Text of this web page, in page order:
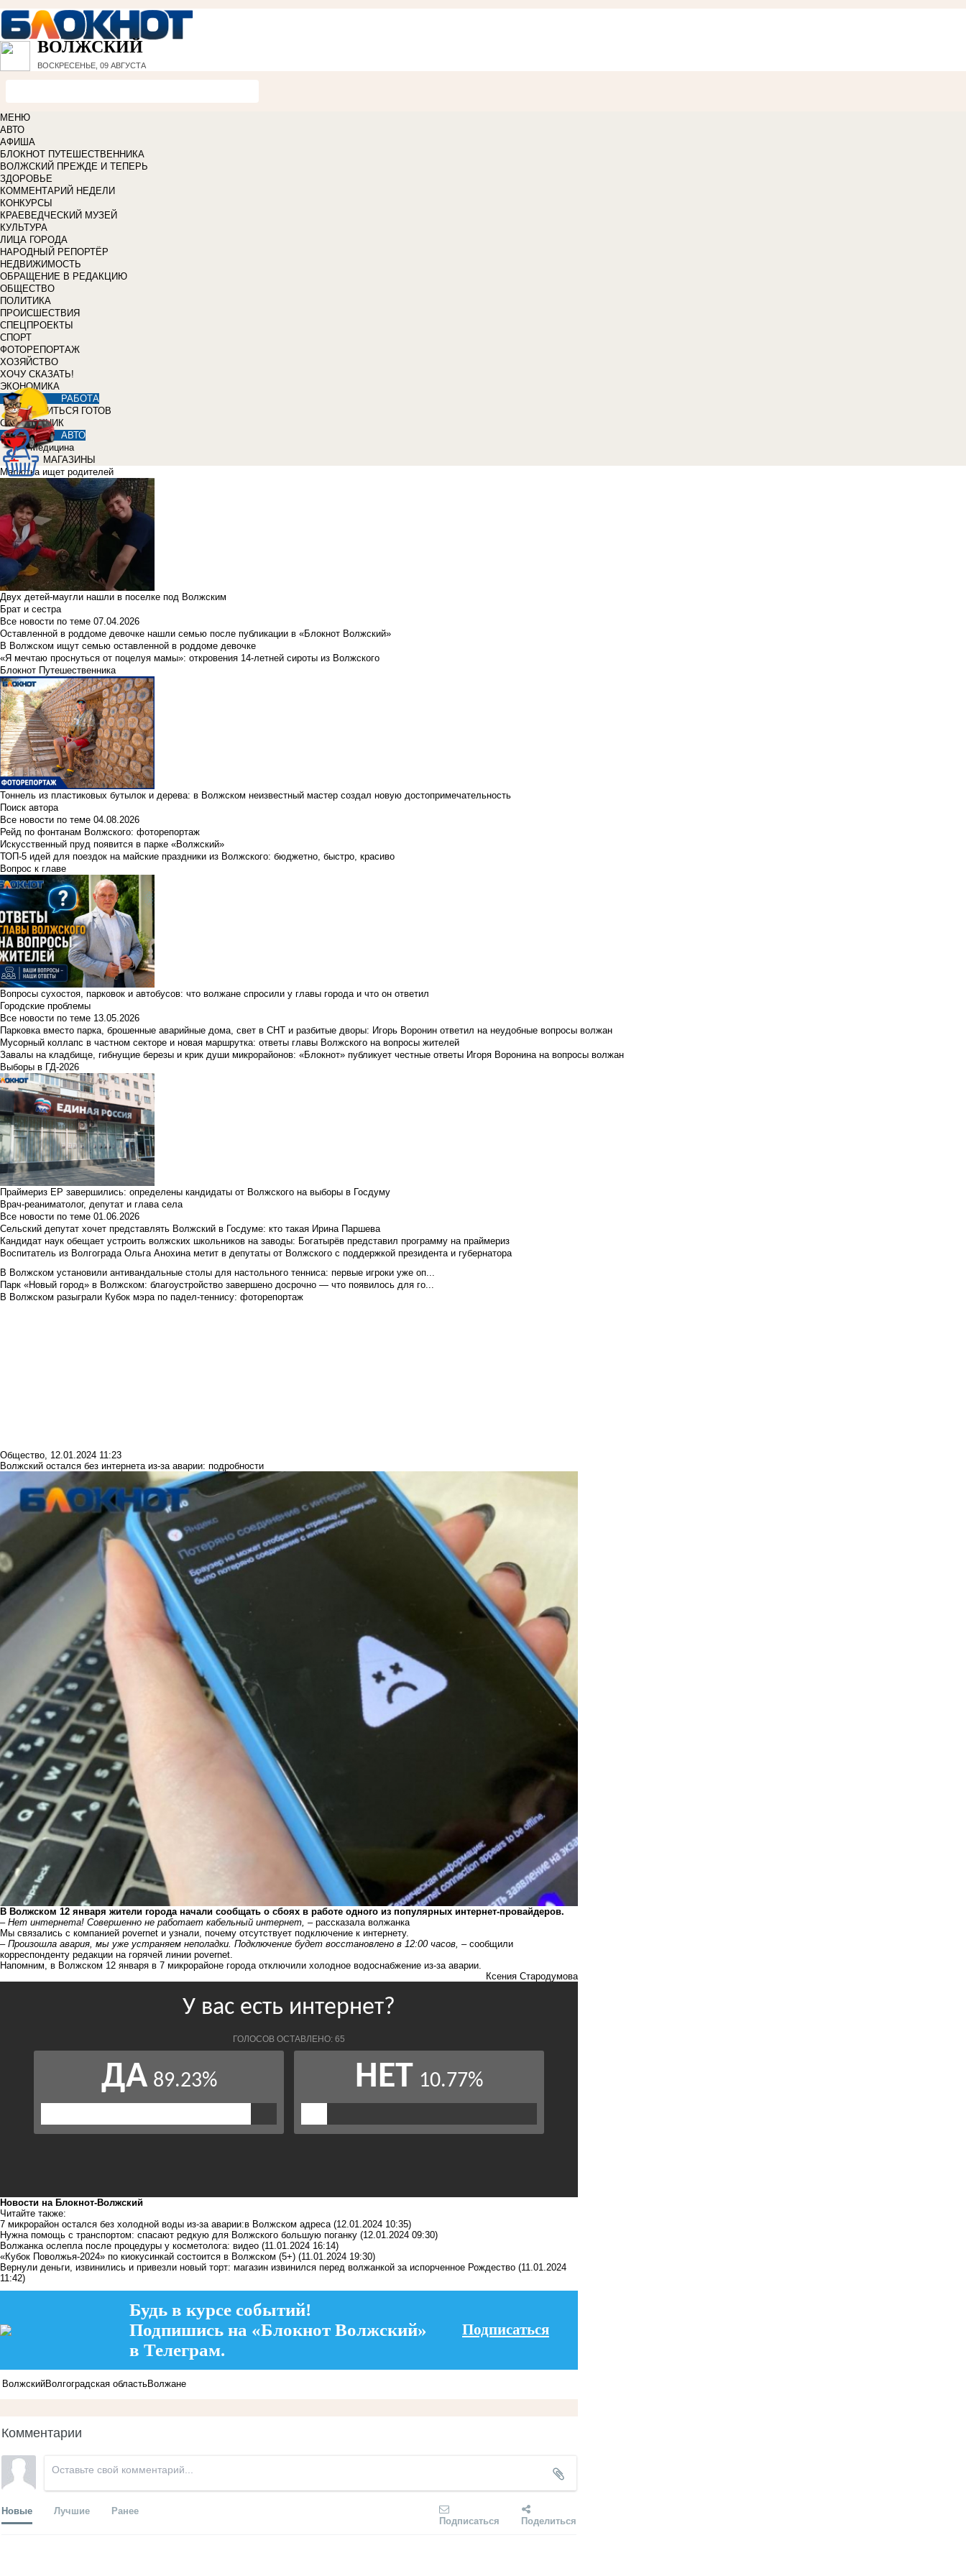
ВОЛЖСКИЙ
ВОСКРЕСЕНЬЕ, 09 АВГУСТА
МЕНЮ
АВТО
АФИША
БЛОКНОТ ПУТЕШЕСТВЕННИКА
ВОЛЖСКИЙ ПРЕЖДЕ И ТЕПЕРЬ
ЗДОРОВЬЕ
КОММЕНТАРИЙ НЕДЕЛИ
КОНКУРСЫ
КРАЕВЕДЧЕСКИЙ МУЗЕЙ
КУЛЬТУРА
ЛИЦА ГОРОДА
НАРОДНЫЙ РЕПОРТЁР
НЕДВИЖИМОСТЬ
ОБРАЩЕНИЕ В РЕДАКЦИЮ
ОБЩЕСТВО
ПОЛИТИКА
ПРОИСШЕСТВИЯ
СПЕЦПРОЕКТЫ
СПОРТ
ФОТОРЕПОРТАЖ
ХОЗЯЙСТВО
ХОЧУ СКАЗАТЬ!
ЭКОНОМИКА
РАБОТА
УЧИТЬСЯ ГОТОВ
СПРАВОЧНИК
АВТО
Медицина
МАГАЗИНЫ
Малютка ищет родителей
Двух детей-маугли нашли в поселке под Волжским
Брат и сестра
Все новости по теме 07.04.2026
Оставленной в роддоме девочке нашли семью после публикации в «Блокнот Волжский»
В Волжском ищут семью оставленной в роддоме девочке
«Я мечтаю проснуться от поцелуя мамы»: откровения 14-летней сироты из Волжского
Блокнот Путешественника
Тоннель из пластиковых бутылок и дерева: в Волжском неизвестный мастер создал новую достопримечательность
Поиск автора
Все новости по теме 04.08.2026
Рейд по фонтанам Волжского: фоторепортаж
Искусственный пруд появится в парке «Волжский»
ТОП-5 идей для поездок на майские праздники из Волжского: бюджетно, быстро, красиво
Вопрос к главе
Вопросы сухостоя, парковок и автобусов: что волжане спросили у главы города и что он ответил
Городские проблемы
Все новости по теме 13.05.2026
Парковка вместо парка, брошенные аварийные дома, свет в СНТ и разбитые дворы: Игорь Воронин ответил на неудобные вопросы волжан
Мусорный коллапс в частном секторе и новая маршрутка: ответы главы Волжского на вопросы жителей
Завалы на кладбище, гибнущие березы и крик души микрорайонов: «Блокнот» публикует честные ответы Игоря Воронина на вопросы волжан
Выборы в ГД-2026
Праймериз ЕР завершились: определены кандидаты от Волжского на выборы в Госдуму
Врач-реаниматолог, депутат и глава села
Все новости по теме 01.06.2026
Сельский депутат хочет представлять Волжский в Госдуме: кто такая Ирина Паршева
Кандидат наук обещает устроить волжских школьников на заводы: Богатырёв представил программу на праймериз
Воспитатель из Волгограда Ольга Анохина метит в депутаты от Волжского с поддержкой президента и губернатора
В Волжском установили антивандальные столы для настольного тенниса: первые игроки уже оп...
Парк «Новый город» в Волжском: благоустройство завершено досрочно — что появилось для го...
В Волжском разыграли Кубок мэра по падел-теннису: фоторепортаж
Общество, 12.01.2024 11:23
Волжский остался без интернета из-за аварии: подробности
В Волжском 12 января жители города начали сообщать о сбоях в работе одного из популярных интернет-провайдеров.
– Нет интернета! Совершенно не работает кабельный интернет, – рассказала волжанка
Мы связались с компанией povernet и узнали, почему отсутствует подключение к интернету.
– Произошла авария, мы уже устраняем неполадки. Подключение будет восстановлено в 12:00 часов, – сообщили
корреспонденту редакции на горячей линии povernet.
Напомним, в Волжском 12 января в 7 микрорайоне города отключили холодное водоснабжение из-за аварии.
Ксения Стародумова
Новости на Блoкнoт-Волжский
Читайте также:
7 микрорайон остался без холодной воды из-за аварии:в Волжском адреса (12.01.2024 10:35)
Нужна помощь с транспортом: спасают редкую для Волжского большую поганку (12.01.2024 09:30)
Волжанка ослепла после процедуры у косметолога: видео (11.01.2024 16:14)
«Кубок Поволжья-2024» по киокусинкай состоится в Волжском (5+) (11.01.2024 19:30)
Вернули деньги, извинились и привезли новый торт: магазин извинился перед волжанкой за испорченное Рождество (11.01.2024
11:42)
Будь в курсе событий!
Подпишись на «Блокнот Волжский»
в Телеграм.
Подписаться
ВолжскийВолгоградская областьВолжане
Комментарии
Новые Лучшие Ранее
Подписаться Поделиться